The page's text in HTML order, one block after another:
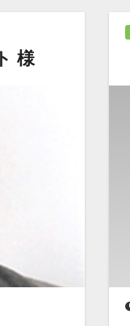
様